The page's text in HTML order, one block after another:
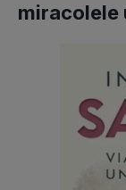
miracolele